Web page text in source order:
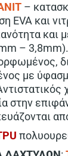
–
EVA και
και
– 3,8mm).
με
στην